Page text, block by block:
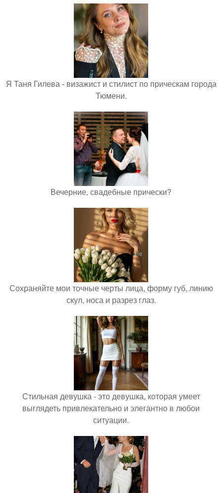
Я Таня Гилева - визажист и стилист по прическам города
Тюмени.
Вечерние, свадебные прически?
Сохраняйте мои точные черты лица, форму губ, линию
скул, носа и разрез глаз.
Стильная девушка - это девушка, которая умеет
выглядеть привлекательно и элегантно в любои
ситуации.